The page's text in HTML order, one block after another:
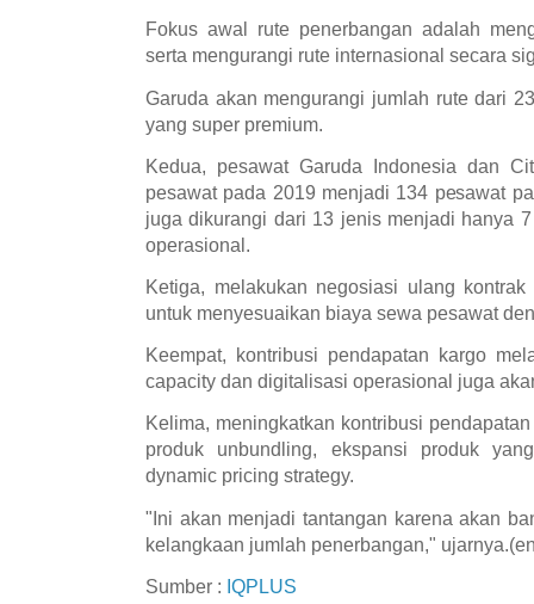
Fokus awal rute penerbangan adalah
serta mengurangi rute internasional secara
Garuda akan mengurangi jumlah rute dari
yang super premium.
Kedua, pesawat Garuda Indonesia dan
pesawat pada 2019 menjadi 134 pesawat
juga dikurangi dari 13 jenis menjadi hanya
operasional.
Ketiga, melakukan negosiasi ulang
untuk menyesuaikan biaya sewa pesawat
Keempat, kontribusi pendapatan kargo
capacity dan digitalisasi operasional juga
Kelima, meningkatkan kontribusi
produk unbundling, ekspansi produk
dynamic pricing strategy.
"Ini akan menjadi tantangan karena akan
kelangkaan jumlah penerbangan,"
Sumber : IQPLUS